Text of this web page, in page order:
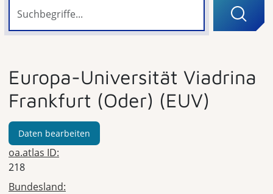
Europa-Universität Viadrina
Frankfurt (Oder) (EUV)
Daten bearbeiten
oa.atlas ID:
218
Bundesland: